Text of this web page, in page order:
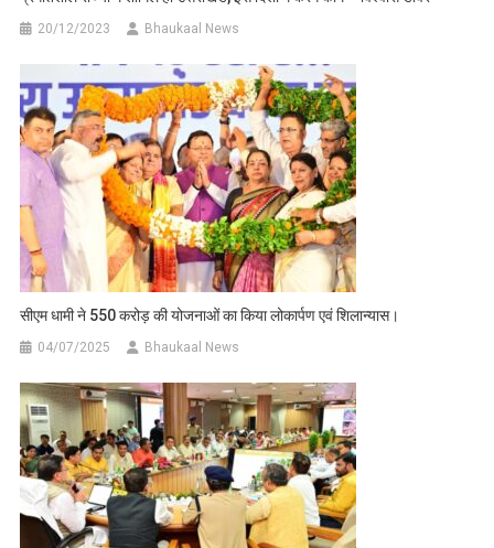
20/12/2023 Bhaukaal News
सीएम धामी ने 550 करोड़ की योजनाओं का किया लोकार्पण एवं शिलान्यास।
04/07/2025 Bhaukaal News